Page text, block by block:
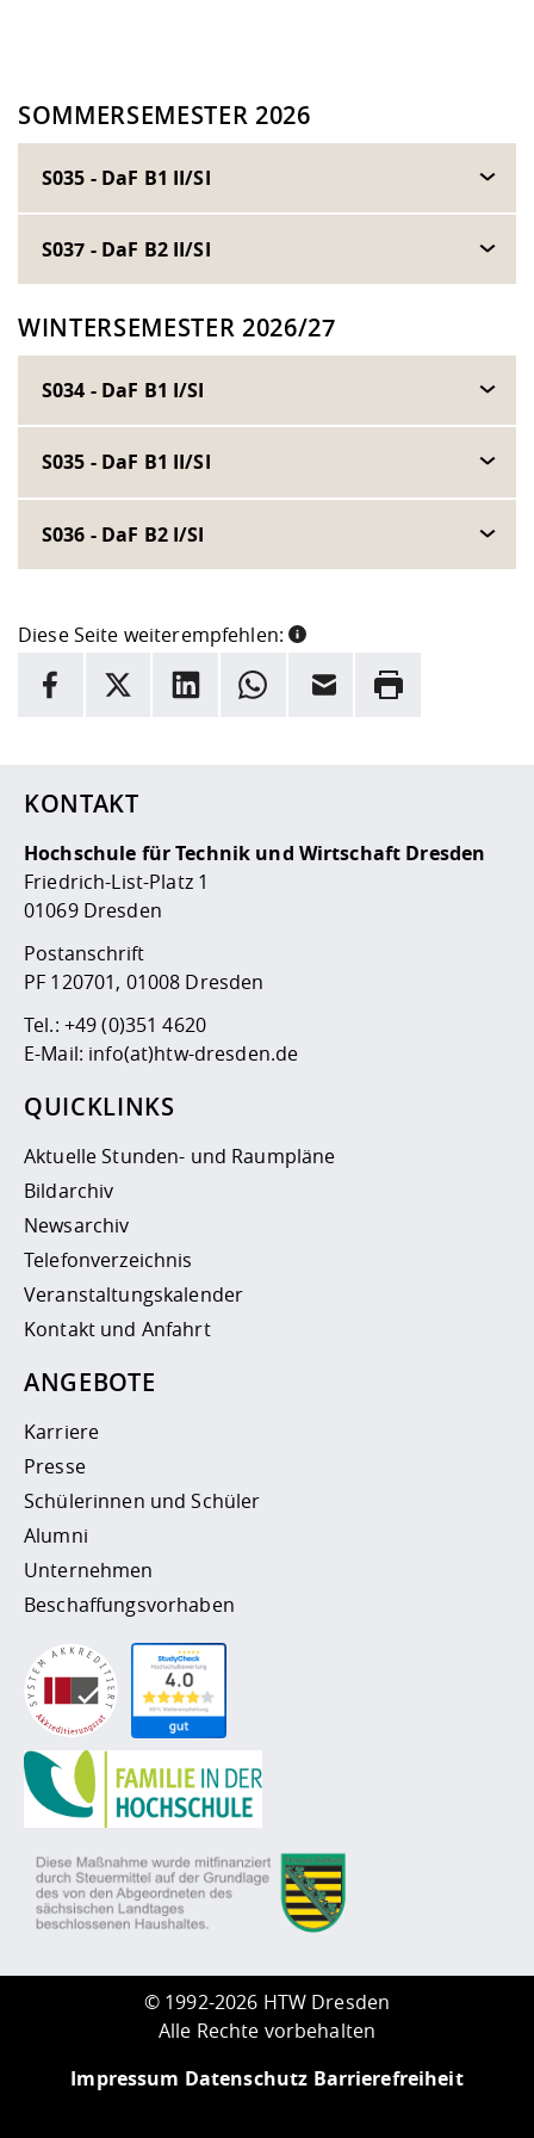
SOMMERSEMESTER 2026
S035 - DaF B1 II/SI
S037 - DaF B2 II/SI
WINTERSEMESTER 2026/27
S034 - DaF B1 I/SI
S035 - DaF B1 II/SI
S036 - DaF B2 I/SI
Diese Seite weiterempfehlen:
INFORMATION
Hier stehen weitere Informationen und ein Link zur
Facebook
X LinkedInWhatsappE-Mail Drucken
KONTAKT
Hochschule für Technik und Wirtschaft Dresden
Friedrich-List-Platz 1
01069 Dresden
Postanschrift
PF 120701, 01008 Dresden
Tel.: +49 (0)351 4620
E-Mail: info(at)htw-dresden.de
QUICKLINKS
Aktuelle Stunden- und Raumpläne
Bildarchiv
Newsarchiv
Telefonverzeichnis
Veranstaltungskalender
Kontakt und Anfahrt
ANGEBOTE
Karriere
Presse
Schülerinnen und Schüler
Alumni
Unternehmen
Beschaffungsvorhaben
© 1992-2026 HTW Dresden
Alle Rechte vorbehalten
Impressum Datenschutz Barrierefreiheit